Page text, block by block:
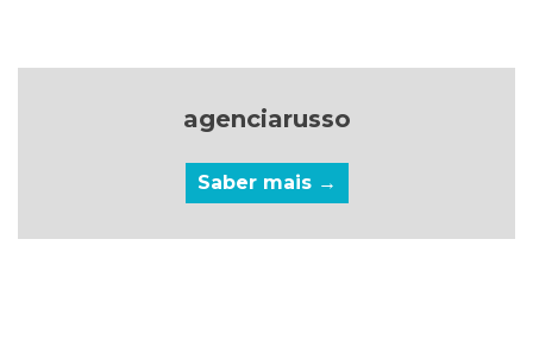
agenciarusso
Saber mais →